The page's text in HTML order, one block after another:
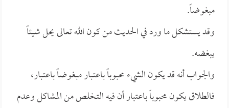
مبغوضاً.
وقد يستشكل ما ورد في الحديث من كون الله تعالى يحل شيئاً
يبغضه.
والجواب أنه قد يكون الشيء محبوباً باعتبار مبغوضاً باعتبار،
فالطلاق يكون محبوباً باعتبار أن فيه التخلص من المشاكل وعدم